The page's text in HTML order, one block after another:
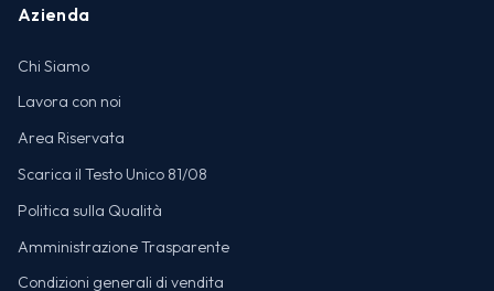
Azienda
Chi Siamo
Lavora con noi
Area Riservata
Scarica il Testo Unico 81/08
Politica sulla Qualità
Amministrazione Trasparente
Condizioni generali di vendita